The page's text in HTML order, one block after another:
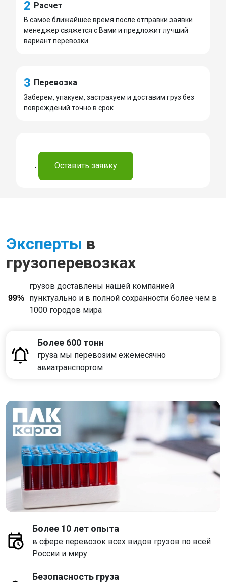
2 Расчет
В самое ближайшее время после отправки заявки
менеджер свяжется с Вами и предложит лучший
вариант перевозки
3 Перевозка
Заберем, упакуем, застрахуем и доставим груз без
повреждений точно в срок
. Оставить заявку
Эксперты в
грузоперевозках
99%
грузов доставлены нашей компанией
пунктуально и в полной сохранности более чем в
1000 городов мира
Более 600 тонн
груза мы перевозим ежемесячно
авиатранспортом
Более 10 лет опыта
в сфере перевозок всех видов грузов по всей
России и миру
Безопасность груза